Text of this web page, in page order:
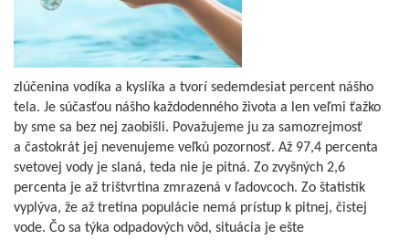
zlúčenina vodíka a kyslíka a tvorí sedemdesiat percent nášho
tela. Je súčasťou nášho každodenného života a len veľmi ťažko
by sme sa bez nej zaobišli. Považujeme ju za samozrejmosť
a častokrát jej nevenujeme veľkú pozornosť. Až 97,4 percenta
svetovej vody je slaná, teda nie je pitná. Zo zvyšných 2,6
percenta je až trištvrtina zmrazená v ľadovcoch. Zo štatistík
vyplýva, že až tretina populácie nemá prístup k pitnej, čistej
vode. Čo sa týka odpadových vôd, situácia je ešte